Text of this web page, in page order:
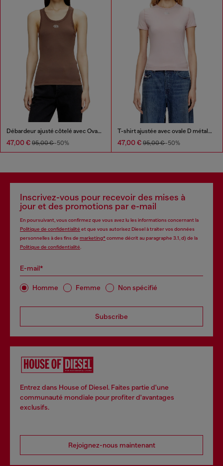
Débardeur ajusté côtelé avec Ovale D métallique
47,00 € 95,00 €-50%
T-shirt ajustée avec ovale D métallique
47,00 € 95,00 €-50%
Inscrivez-vous pour recevoir des mises à
jour et des promotions par e-mail
En poursuivant, vous confirmez que vous avez lu les informations concernant la
Politique de confidentialité et que vous autorisez Diesel à traiter vos données
personnelles à des fins de marketing*comme décrit au paragraphe 3.1, d) de la
Politique de confidentialité
E-mail*
Homme Femme Non spécifié
Subscribe
Entrez dans House of Diesel. Faites partie d'une
communauté mondiale pour profiter d'avantages
exclusifs.
Rejoignez-nous maintenant